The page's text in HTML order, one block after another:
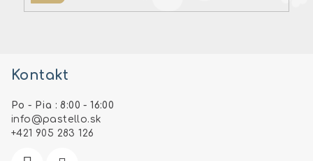
Kontakt
Po - Pia : 8:00 - 16:00
info @pastello.sk
+421 905 283 126